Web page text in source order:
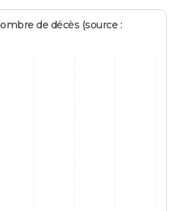
de décès (source :